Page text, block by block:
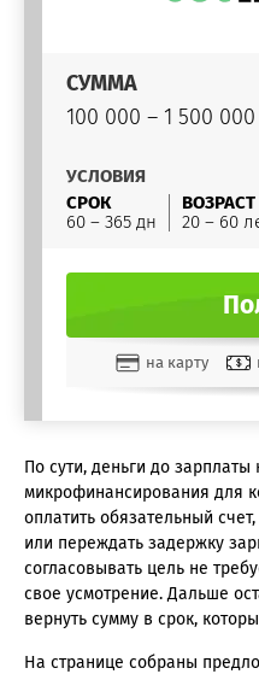
СУММА
100 000 – 1 500
УСЛОВИЯ
СРОК
60 – 365 дн
ВОЗРАСТ
20 – 60
на карту
По сути, деньги до
микрофинансирования для
оплатить обязательный
или переждать задержку
согласовывать цель не
свое усмотрение. Дальше
вернуть сумму в срок,
На странице собраны